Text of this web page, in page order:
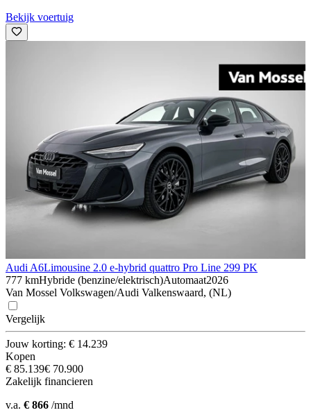
Bekijk voertuig
Audi A6Limousine 2.0 e-hybrid quattro Pro Line 299 PK
777 kmHybride (benzine/elektrisch)Automaat2026
Van Mossel Volkswagen/Audi Valkenswaard, (NL)
Vergelijk
Jouw korting: € 14.239
Kopen
€ 85.139€ 70.900
Zakelijk financieren
v.a. € 866 /mnd